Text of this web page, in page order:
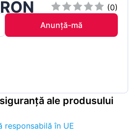
(0)
Anunță-mă
ale produsului
responsabilă în UE